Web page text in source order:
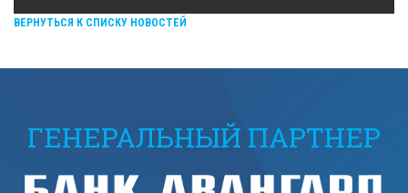
ВЕРНУТЬСЯ К СПИСКУ НОВОСТЕЙ
ГЕНЕРАЛЬНЫЙ ПАРТНЕР